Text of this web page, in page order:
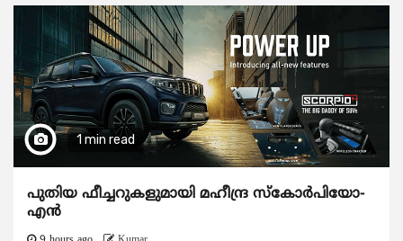
1 min read
പുതിയ ഫീച്ചറുകളുമായി മഹീന്ദ്ര സ്കോർപിയോ-
എൻ